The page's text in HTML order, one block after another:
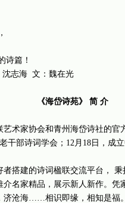
篇！
：魏在光
《海岱诗苑》 简 介
艺术家协会和青州海岱诗社的官
干部诗词学会；12月18日，成
者搭建的诗词楹联交流平台，
名家精品，展示新人新作。凭
济沧海……相识即缘，相知是福